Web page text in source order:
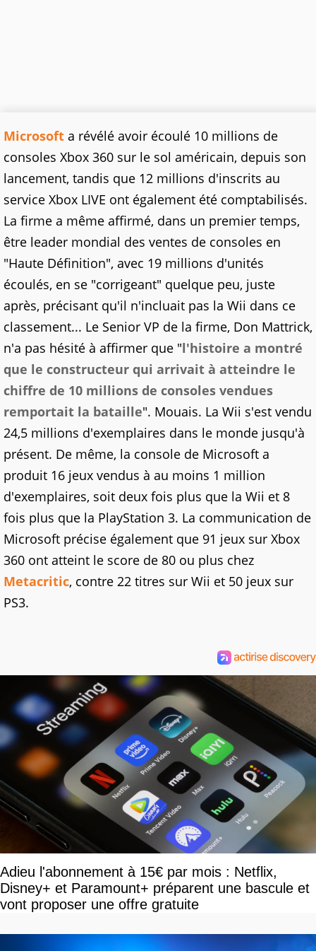
Microsoft a révélé avoir écoulé 10 millions de
consoles Xbox 360 sur le sol américain, depuis son
lancement, tandis que 12 millions d'inscrits au
service Xbox LIVE ont également été comptabilisés.
La firme a même affirmé, dans un premier temps,
être leader mondial des ventes de consoles en
"Haute Définition", avec 19 millions d'unités
écoulés, en se "corrigeant" quelque peu, juste
après, précisant qu'il n'incluait pas la Wii dans ce
classement... Le Senior VP de la firme, Don Mattrick,
n'a pas hésité à affirmer que "l'histoire a montré
que le constructeur qui arrivait à atteindre le
chiffre de 10 millions de consoles vendues
remportait la bataille". Mouais. La Wii s'est vendu
24,5 millions d'exemplaires dans le monde jusqu'à
présent. De même, la console de Microsoft a
produit 16 jeux vendus à au moins 1 million
d'exemplaires, soit deux fois plus que la Wii et 8
fois plus que la PlayStation 3. La communication de
Microsoft précise également que 91 jeux sur Xbox
360 ont atteint le score de 80 ou plus chez
Metacritic, contre 22 titres sur Wii et 50 jeux sur
PS3.
Adieu l'abonnement à 15€ par mois : Netflix,
Disney+ et Paramount+ préparent une bascule et
vont proposer une offre gratuite